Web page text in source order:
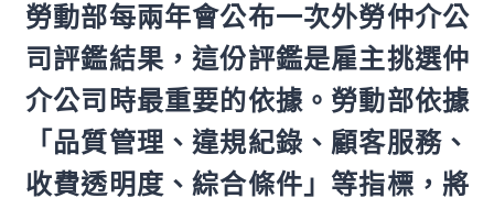
勞動部每兩年會公布一次外勞仲介公
司評鑑結果，這份評鑑是雇主挑選仲
介公司時最重要的依據。勞動部依據
「品質管理、違規紀錄、顧客服務、
收費透明度、綜合條件」等指標，將